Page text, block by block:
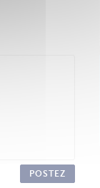
POSTEZ